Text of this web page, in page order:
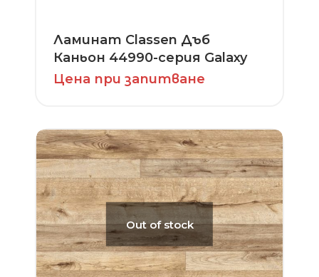
Ламинат Classen Дъб
Каньон 44990-серия Galaxy
Цена при запитване
Out of stock